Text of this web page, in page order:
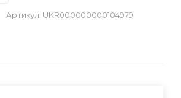
Артикул: UKR000000000104979